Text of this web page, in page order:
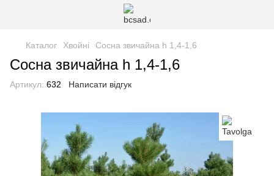
Каталог Хвойні Сосна звичайна h 1,4-1,6
Сосна звичайна h 1,4-1,6
Артикул: 632 Написати відгук